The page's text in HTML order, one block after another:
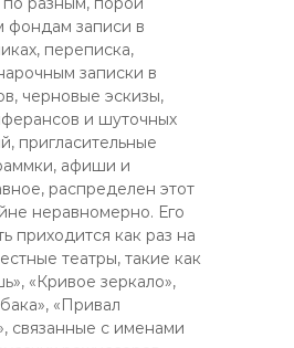
записи в
переписка,
записки в
черновые эскизы,
и шуточных
пригласительные
афиши и
распределен этот
неравномерно. Его
приходится как раз на
театры, такие как
«Кривое зеркало»,
«Привал
связанные с именами